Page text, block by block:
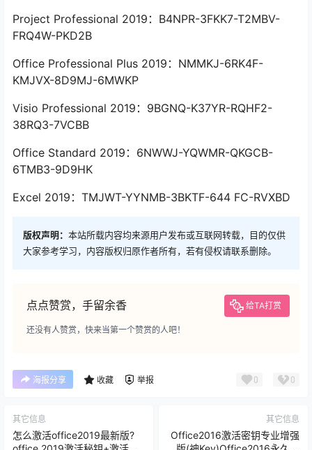
Project Professional 2019：B4NPR-3FKK7-T2MBV-
FRQ4W-PKD2B
Office Professional Plus 2019：NMMKJ-6RK4F-
KMJVX-8D9MJ-6MWKP
Visio Professional 2019：9BGNQ-K37YR-RQHF2-
38RQ3-7VCBB
Office Standard 2019：6NWWJ-YQWMR-QKGCB-
6TMB3-9D9HK
Excel 2019：TMJWT-YYNMB-3BKTF-644 FC-RVXBD
版权声明： 本站所载内容均来源用户发布或互联网转载，目的仅供
大家参考学习，内容版权归原作者所有，若有侵权请联系删除。
点点赞赏，手留余香 给TA打赏
还没有人赞赏，快来当第一个赞赏的人吧！
海报分享 收藏 举报 0 0
其它信息
怎么激活office2019最新版?
其它信息
Office2016激活密钥专业增强